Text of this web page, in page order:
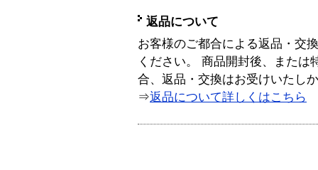
返品について
お客様のご都合による返品・交
ください。 商品開封後、または
合、返品・交換はお受けいたし
⇒返品について詳しくはこちら